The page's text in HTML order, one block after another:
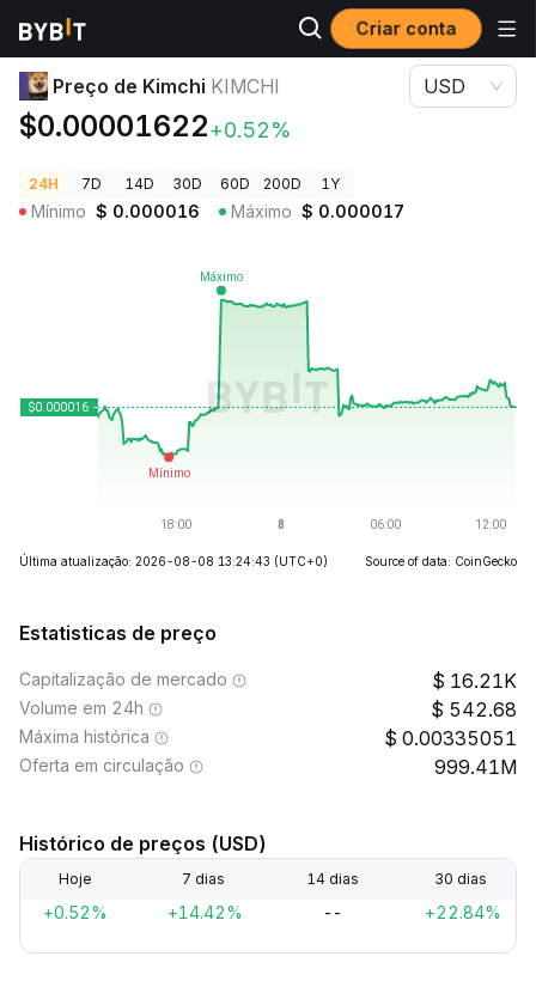
Criar conta
Preços de Criptomoedas Preço de Kimchi KIMCHI
Preço de Kimchi KIMCHI
$0.00001622+0.52%
USD
24H 7D 14D 30D 60D 200D 1Y
Mínimo $ 0.000016 Máximo $ 0.000017
Última atualização: 2026-08-08 13:24:43 (UTC+0) Source of data: CoinGecko
Estatisticas de preço
Capitalização de mercado 16.21K
Volume em 24h 542.68
Máxima histórica 0.00335051
Oferta em circulação 999.41M
Histórico de preços (USD)
Hoje 7 dias 14 dias 30 dias
+0.52% +14.42% -- +22.84%